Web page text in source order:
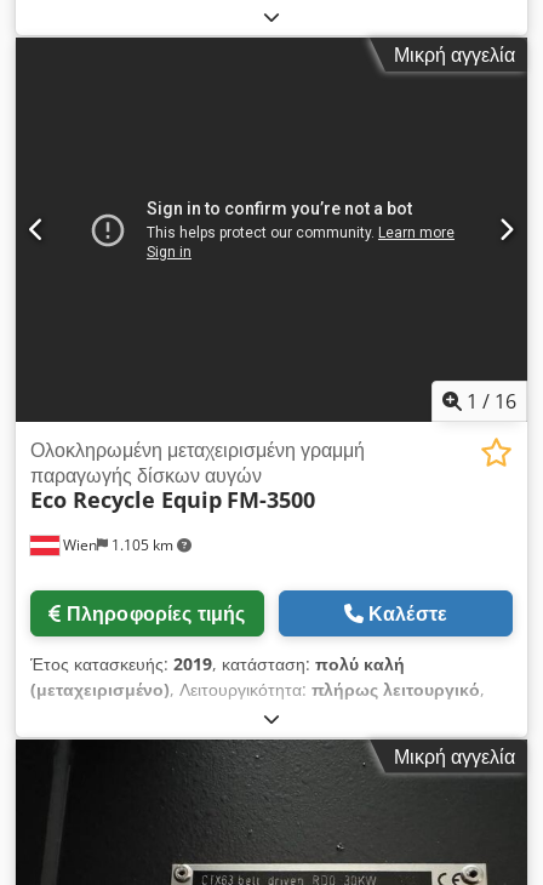
VAMA VC 600 Γερμανία κατασκευασμένο το 2015. Τεχνικά
στοιχεία Κατασκευαστής: VAMA GmbH Μοντέλο: VC 600 Έτος
παραγωγής: 2015 Τεχνικές παράμετροι Το πλάτος της ταινίας
Πολωνία Crjdpfx Asg D Arnjb Tsf
Μικρή αγγελία
1 / 16
Wien 1.105 km
Ολοκληρωμένη μεταχειρισμένη γραμμή
παραγωγής δίσκων αυγών
Eco Recycle Equip FM-3500
Πληροφορίες τιμής Καλέστε
Έτος κατασκευής: 2019, κατάσταση: πολύ καλή
(μεταχειρισμένο), Λειτουργικότητα: πλήρως λειτουργικό,
Πλήρης γραμμή παραγωγής μεταχειρισμένων θηκών αυγών
(διαμορφωμένης χαρτοπολτοποίησης) – 3.500 τεμάχια/ώρα
Πλήρης, μεταχειρισμένη γραμμή παραγωγής διαμορφωμένης
χαρτοπολτοποίησης για την κατασκευή θηκών αυγών και μιας
ευρείας γκάμας συσκευασιών από διαμορφωμένες ίνες. Η
γραμμή βρίσκεται σε άριστη λειτουργική κατάσταση και είναι
έτοιμη για άμεση εγκατάσταση και παραγωγή. Παραγωγική
Μικρή αγγελία